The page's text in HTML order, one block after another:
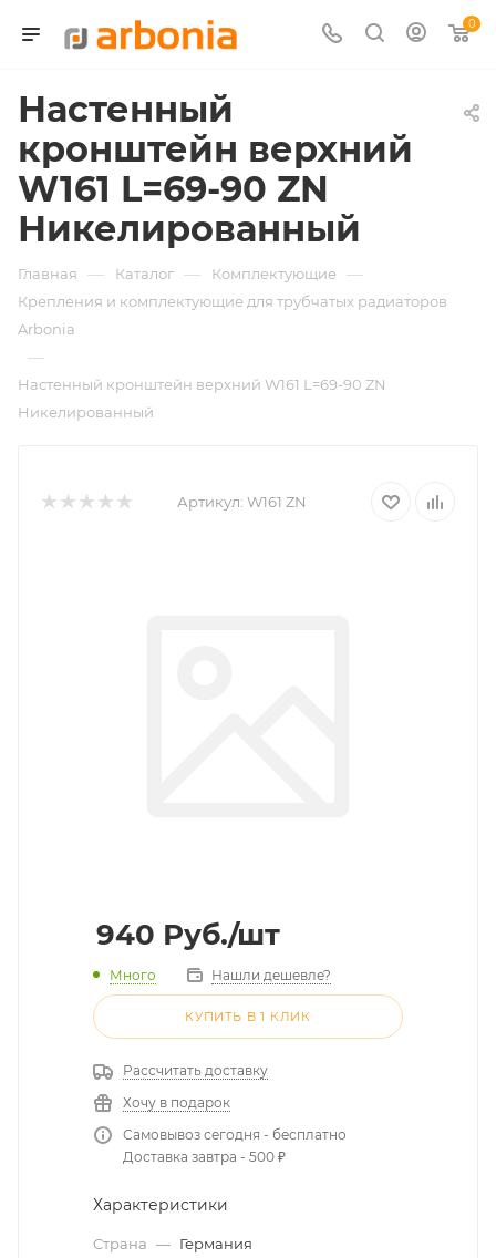
0
Настенный
кронштейн верхний
W161 L=69-90 ZN
Никелированный
Главная — Каталог — Комплектующие —
Крепления и комплектующие для трубчатых радиаторов
Arbonia
—
Настенный кронштейн верхний W161 L=69-90 ZN
Никелированный
Артикул: W161 ZN
940 Руб./шт
Много Нашли дешевле?
КУПИТЬ В 1 КЛИК
Рассчитать доставку
Хочу в подарок
Самовывоз сегодня - бесплатно
Доставка завтра - 500 ₽
Характеристики
Страна — Германия